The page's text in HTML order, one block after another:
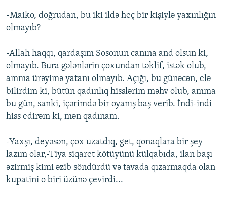
-Maiko, doğrudan, bu iki ildə heç bir kişiylə yaxınlığın
olmayıb?
-Allah haqqı, qardaşım Sosonun canına and olsun ki,
olmayıb. Bura gələnlərin çoxundan təklif, istək olub,
amma ürəyimə yatanı olmayıb. Açığı, bu günəcən, elə
bilirdim ki, bütün qadınlıq hisslərim məhv olub, amma
bu gün, sanki, içərimdə bir oyanış baş verib. İndi-indi
hiss edirəm ki, mən qadınam.
-Yaxşı, deyəsən, çox uzatdıq, get, qonaqlara bir şey
lazım olar,-Tiya siqaret kötüyünü külqabıda, ilan başı
əzirmiş kimi əzib söndürdü və tavada qızarmaqda olan
kupatini o biri üzünə çevirdi...